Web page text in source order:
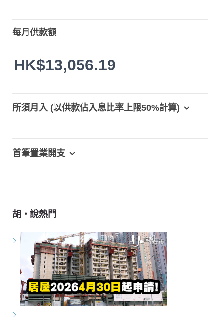
每月供款額
HK$13,056.19
所須月入 (以供款佔入息比率上限50%計算)
首筆置業開支
胡‧說熱門